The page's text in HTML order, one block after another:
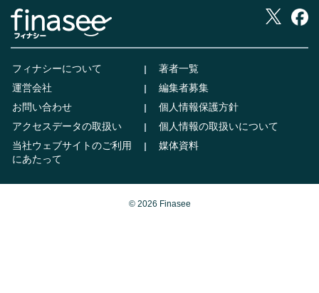
フィナシーについて
著者一覧
運営会社
編集者募集
お問い合わせ
個人情報保護方針
アクセスデータの取扱い
個人情報の取扱いについて
当社ウェブサイトのご利用
にあたって
媒体資料
© 2026 Finasee